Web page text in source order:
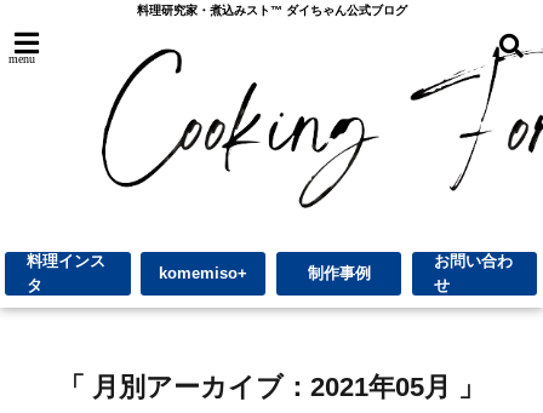
料理研究家・煮込みスト™︎ ダイちゃん公式ブログ
menu
料理インス
タ
komemiso+ 制作事例
お問い合わ
せ
「 月別アーカイブ：2021年05月 」